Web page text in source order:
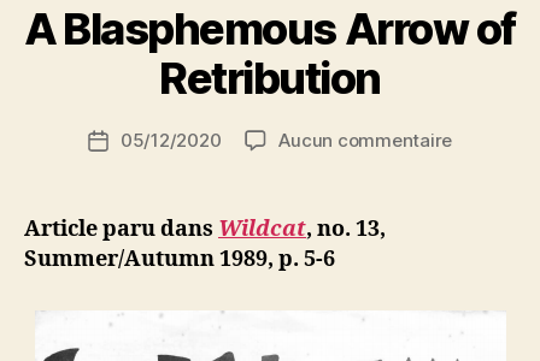
A Blasphemous Arrow of
Retribution
de
a
r
S
N
ji
b
Date05/12/2020 Aucun commentairesur
Article paru dans Wildcat, no. 13,
Summer/Autumn 1989, p. 5-6